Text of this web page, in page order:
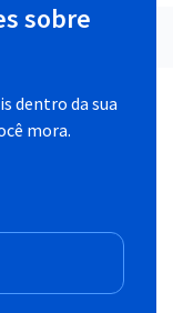
sobre
dentro da sua
mora.